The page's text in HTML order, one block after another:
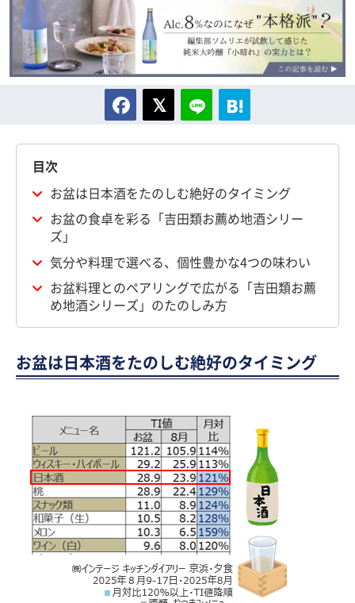
目次
お盆は日本酒をたのしむ絶好のタイミング
お盆の食卓を彩る「吉田類お薦め地酒シリー
ズ」
気分や料理で選べる、個性豊かな4つの味わい
お盆料理とのペアリングで広がる「吉田類お薦
め地酒シリーズ」のたのしみ方
お盆は日本酒をたのしむ絶好のタイミング